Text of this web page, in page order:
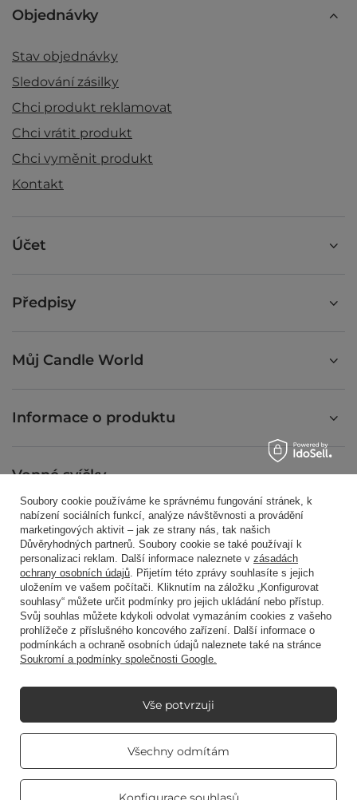
Objednávky
Stav objednávky
Sledování zásilky
Chci produkt reklamovat
Chci vrátit produkt
Chci vyměnit produkt
Kontakt
Účet
Předpisy
Můj Candle World
Informace o produktu
Vonné svíčky
Zkratkou
Blog
Tarnowska 23/2 , 61-323
V obchodě uvádíme netto ceny (bez DPH).
Soubory cookie používáme ke správnému fungování stránek, k
nabízení sociálních funkcí, analýze návštěvnosti a provádění
marketingových aktivit – jak ze strany nás, tak našich
Důvěryhodných partnerů. Soubory cookie se také používají k
personalizaci reklam. Další informace naleznete v zásadách
ochrany osobních údajů. Přijetím této zprávy souhlasíte s jejich
uložením ve vašem počítači. Kliknutím na záložku „Konfigurovat
souhlasy“ můžete určit podmínky pro jejich ukládání nebo přístup.
Svůj souhlas můžete kdykoli odvolat vymazáním cookies z vašeho
prohlížeče z příslušného koncového zařízení. Další informace o
podmínkách a ochraně osobních údajů naleznete také na stránce
Soukromí a podmínky společnosti Google.
Všechny odmítám
Vše potvrzuji